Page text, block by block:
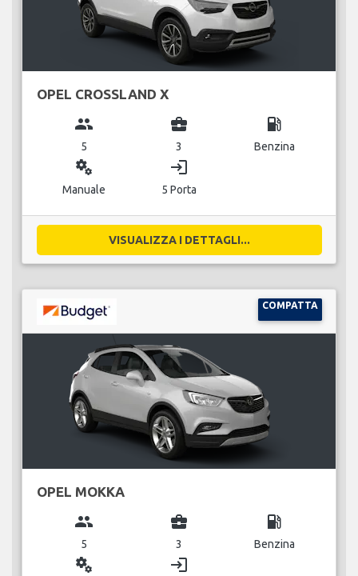
OPEL CROSSLAND X
group
5
business_center
3
local_gas_station
Benzina
miscellaneous_services
Manuale
login
5 Porta
VISUALIZZA I DETTAGLI...
COMPATTA
OPEL MOKKA
group
5
business_center
3
local_gas_station
Benzina
miscellaneous_services login